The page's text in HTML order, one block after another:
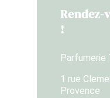
Rendez-
!
Parfumerie
1 rue
Provence